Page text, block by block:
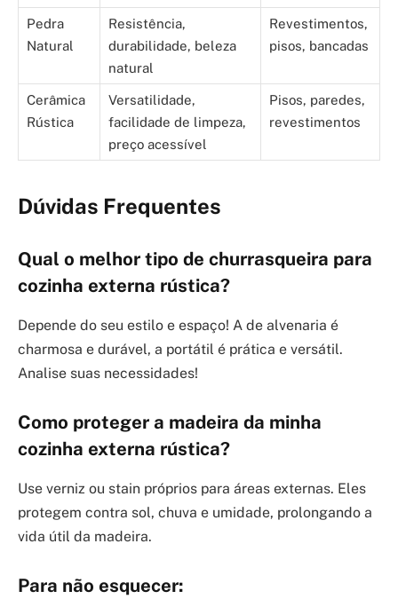
Pedra
Natural
Resistência,
durabilidade, beleza
natural
Revestimentos,
pisos, bancadas
Cerâmica
Rústica
Versatilidade,
facilidade de limpeza,
preço acessível
Pisos, paredes,
revestimentos
Dúvidas Frequentes
Qual o melhor tipo de churrasqueira para
cozinha externa rústica?
Depende do seu estilo e espaço! A de alvenaria é
charmosa e durável, a portátil é prática e versátil.
Analise suas necessidades!
Como proteger a madeira da minha
cozinha externa rústica?
Use verniz ou stain próprios para áreas externas. Eles
protegem contra sol, chuva e umidade, prolongando a
vida útil da madeira.
Para não esquecer: